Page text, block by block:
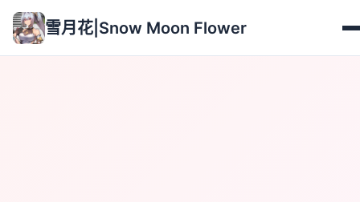
雪月花|Snow Moon Flower